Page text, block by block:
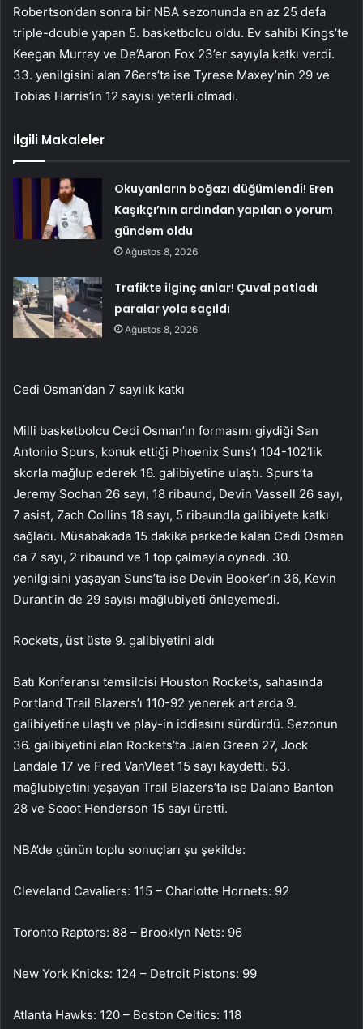
Robertson’dan sonra bir NBA sezonunda en az 25 defa
triple-double yapan 5. basketbolcu oldu. Ev sahibi Kings’te
Keegan Murray ve De’Aaron Fox 23’er sayıyla katkı verdi.
33. yenilgisini alan 76ers’ta ise Tyrese Maxey’nin 29 ve
Tobias Harris’in 12 sayısı yeterli olmadı.
İlgili Makaleler
Okuyanların boğazı düğümlendi! Eren
Kaşıkçı’nın ardından yapılan o yorum
gündem oldu
Ağustos 8, 2026
Trafikte ilginç anlar! Çuval patladı
paralar yola saçıldı
Ağustos 8, 2026
Cedi Osman’dan 7 sayılık katkı
Milli basketbolcu Cedi Osman’ın formasını giydiği San
Antonio Spurs, konuk ettiği Phoenix Suns’ı 104-102’lik
skorla mağlup ederek 16. galibiyetine ulaştı. Spurs’ta
Jeremy Sochan 26 sayı, 18 ribaund, Devin Vassell 26 sayı,
7 asist, Zach Collins 18 sayı, 5 ribaundla galibiyete katkı
sağladı. Müsabakada 15 dakika parkede kalan Cedi Osman
da 7 sayı, 2 ribaund ve 1 top çalmayla oynadı. 30.
yenilgisini yaşayan Suns’ta ise Devin Booker’ın 36, Kevin
Durant’in de 29 sayısı mağlubiyeti önleyemedi.
Rockets, üst üste 9. galibiyetini aldı
Batı Konferansı temsilcisi Houston Rockets, sahasında
Portland Trail Blazers’ı 110-92 yenerek art arda 9.
galibiyetine ulaştı ve play-in iddiasını sürdürdü. Sezonun
36. galibiyetini alan Rockets’ta Jalen Green 27, Jock
Landale 17 ve Fred VanVleet 15 sayı kaydetti. 53.
mağlubiyetini yaşayan Trail Blazers’ta ise Dalano Banton
28 ve Scoot Henderson 15 sayı üretti.
NBA’de günün toplu sonuçları şu şekilde:
Cleveland Cavaliers: 115 – Charlotte Hornets: 92
Toronto Raptors: 88 – Brooklyn Nets: 96
New York Knicks: 124 – Detroit Pistons: 99
Atlanta Hawks: 120 – Boston Celtics: 118